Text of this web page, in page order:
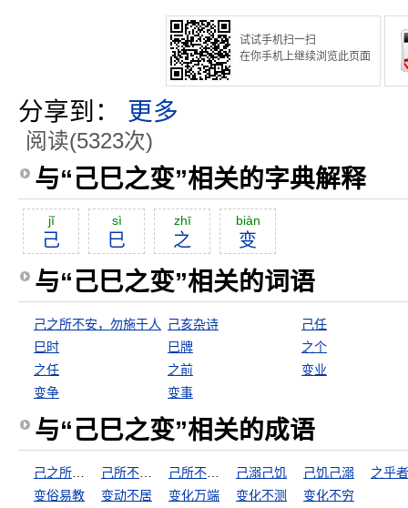
试试手机扫一扫
在你手机上继续浏览此页面
分享到： 更多
阅读(5323次)
与“己巳之变”相关的字典解释
jĭ
己
sì
巳
zhī
之
biàn
变
与“己巳之变”相关的词语
己之所不安，勿施于人 己亥杂诗
己任
巳时
巳牌
之个
之任
之前
变业
变争
变事
与“己巳之变”相关的成语
己溺己饥 己饥己溺
之乎
变俗易教
变动不居 变化万端 变化不测 变化不穷